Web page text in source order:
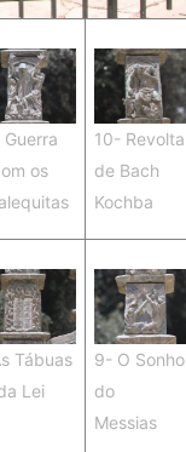
os
10- Revolta
de Bach
Kochba
Tábuas
Lei
9- O Sonho
do
Messias